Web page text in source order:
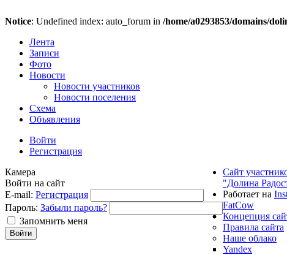
Notice: Undefined index: auto_forum in /home/a0293853/domains/
Лента
Записи
Фото
Новости
Новости участников
Новости поселения
Схема
Объявления
Войти
Регистрация
Камера
Войти на сайт
E-mail: Регистрация
Пароль: Забыли пароль?
Запомнить меня
Сайт
"Долина
Работает на
FatCow
Концепция
Правила сайта
Наше облако
Yandex